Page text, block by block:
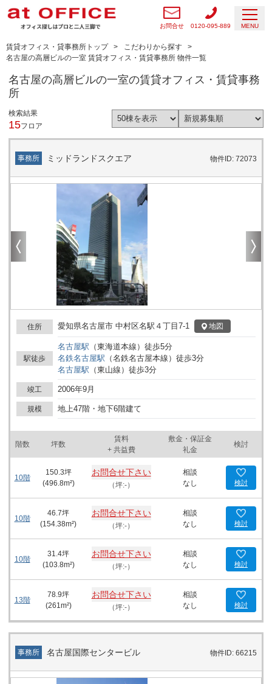
お問合せ 0120-095-889 MENU
賃貸オフィス・貸事務所トップ
こだわりから探す
名古屋の高層ビルの一室 賃貸オフィス・賃貸事務所 物件一覧
名古屋の高層ビルの一室の賃貸オフィス・賃貸事務
所
検索結果
15フロア
事務所 ミッドランドスクエア 物件ID: 72073
住所 愛知県名古屋市 中村区名駅４丁目7-1 地図
駅徒歩
名古屋駅 （東海道本線 ） 徒歩5分
名鉄名古屋駅 （名鉄名古屋本線 ） 徒歩3分
名古屋駅 （東山線 ） 徒歩3分
竣工 2006年9月
規模 地上47階・地下6階建て
階数 坪数
賃料
+ 共益費
敷金・保証金
礼金
検討
10階
150.3坪
(496.8m²)
お問合せ下さい
（坪:-）
相談
なし
検討
10階
46.7坪
(154.38m²)
お問合せ下さい
（坪:-）
相談
なし
検討
10階
31.4坪
(103.8m²)
お問合せ下さい
（坪:-）
相談
なし
検討
13階
78.9坪
(261m²)
お問合せ下さい
（坪:-）
相談
なし
検討
事務所 名古屋国際センタービル 物件ID: 66215